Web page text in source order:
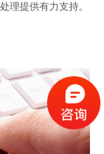
理提供有力支持。